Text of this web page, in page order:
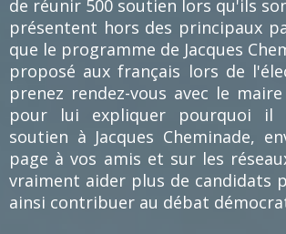
de réunir 500 soutien lors qu'ils
présentent hors des principaux
que le programme de Jacques
proposé aux français lors de
prenez rendez-vous avec le
pour lui expliquer pourquoi il
soutien à Jacques Cheminade,
page à vos amis et sur les
vraiment aider plus de candidats
ainsi contribuer au débat